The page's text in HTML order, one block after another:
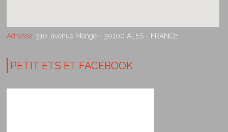
Adresse: 310, avenue Monge - 30100 ALES - FRANCE
PETIT ETS ET FACEBOOK